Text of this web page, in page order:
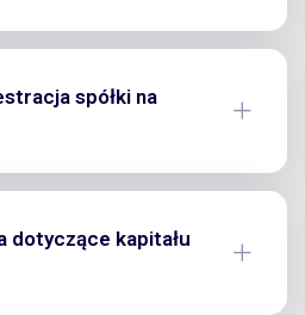
spółki na
dotyczące kapitału